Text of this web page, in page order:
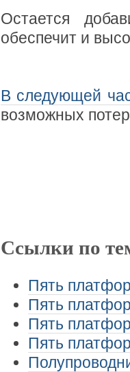
Остается
обеспечит и
В следующей
возможных
Ссылки по
Пять
Пять
Пять
Пять